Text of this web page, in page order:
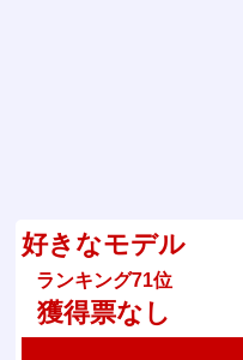
好きなモデル
ランキング71位
獲得票なし